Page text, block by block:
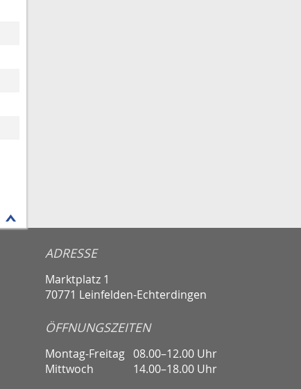
ADRESSE
Marktplatz 1
70771 Leinfelden-Echterdingen
ÖFFNUNGSZEITEN
Montag-Freitag 08.00–12.00 Uhr
Mittwoch
14.00–18.00 Uhr